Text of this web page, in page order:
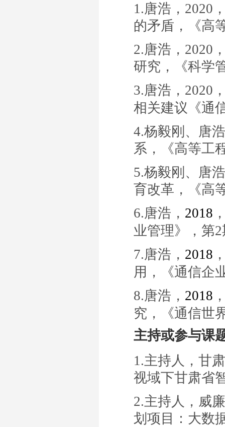
1.唐浩 ， 2020
的矛盾 ，《高
2.唐浩， 2020
研究 ，《科学
3.唐浩， 2020
相关建议《通
4.杨毅刚、唐
系 ，《高等工
5.杨毅刚、唐
育改革 ，《高
6.唐浩， 2018
业管理》 ， 第2
7.唐浩， 2018
用 ，《通信企
8.唐浩， 2018
究 ，《通信世
主持或参与课
1.主持人，甘
视域下甘肃省
2.主持人，威
划项目： 大数